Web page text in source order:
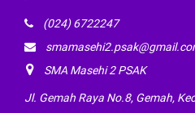
(024) 6722247
SMA Masehi 2 PSAK
Jl. Gemah Raya No.8, Gemah,